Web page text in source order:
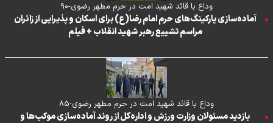
وداع با قائد شهید امت در حرم مطهر رضوی-۹۰
آماده‌سازی پارکینگ‌های حرم امام رضا(ع) برای اسکان و پذیرایی از زائران
مراسم تشییع رهبر شهید انقلاب + فیلم
وداع با قائد شهید امت در حرم مطهر رضوی-۸۵
بازدید مسئولان وزارت ورزش و اداره‌کل از روند آماده‌سازی موکب‌ها و